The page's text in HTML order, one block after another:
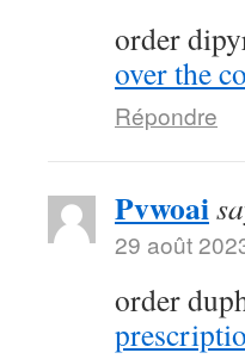
order
over the
Répondre
Pvwoai
29 août
order